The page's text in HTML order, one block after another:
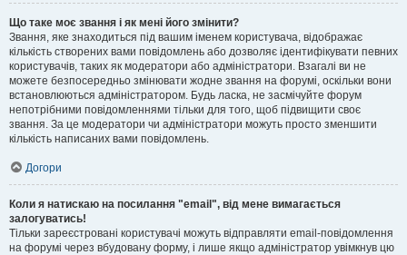
Що таке моє звання і як мені його змінити?
Звання, яке знаходиться під вашим іменем користувача, відображає
кількість створених вами повідомлень або дозволяє ідентифікувати певних
користувачів, таких як модератори або адміністратори. Взагалі ви не
можете безпосередньо змінювати жодне звання на форумі, оскільки вони
встановлюються адміністратором. Будь ласка, не засмічуйте форум
непотрібними повідомленнями тільки для того, щоб підвищити своє
звання. За це модератори чи адміністратори можуть просто зменшити
кількість написаних вами повідомлень.
Догори
Коли я натискаю на посилання "email", від мене вимагається
залогуватись!
Тільки зареєстровані користувачі можуть відправляти email-повідомлення
на форумі через вбудовану форму, і лише якщо адміністратор увімкнув цю